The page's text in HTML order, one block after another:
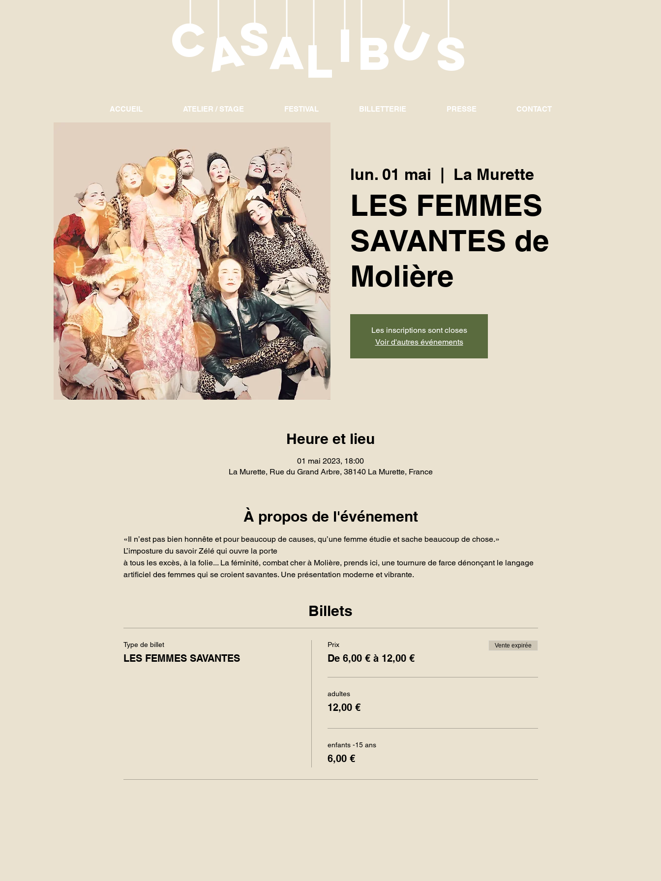
ca
SaLIB
U
S
ACCUEIL ATELIER / STAGE FESTIVAL BILLETTERIE PRESSE CONTACT
lun. 01 mai
  |
La Murette
LES FEMMES
SAVANTES de
Molière
Les inscriptions sont closes
Voir d'autres événements
Heure et lieu
01 mai 2023, 18:00
La Murette, Rue du Grand Arbre, 38140 La Murette, France
À propos de l'événement
«Il n’est pas bien honnête et pour beaucoup de causes, qu’une femme étudie et sache beaucoup de chose.»
L’imposture du savoir Zélé qui ouvre la porte
à tous les excès, à la folie... La féminité, combat cher à Molière, prends ici, une tournure de farce dénonçant le langage
artificiel des femmes qui se croient savantes. Une présentation moderne et vibrante.
Billets
Type de billet
LES FEMMES SAVANTES
Prix
De 6,00 € à 12,00 €
Vente expirée
adultes
12,00 €
enfants -15 ans
6,00 €